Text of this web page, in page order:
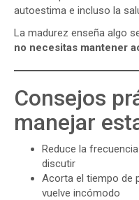
autoestima e incluso la
La madurez enseña algo
no necesitas mantener
Consejos
manejar
Reduce la
discutir
Acorta el tiempo de
vuelve incómodo